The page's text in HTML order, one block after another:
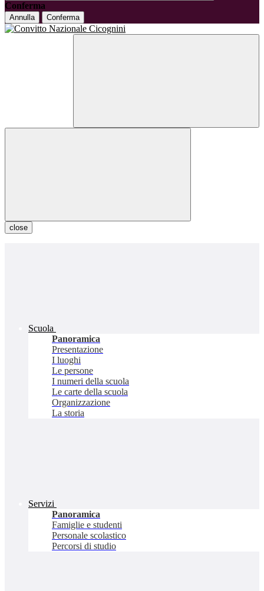
Conferma
Annulla Conferma
close
Scuola
Panoramica
Presentazione
I luoghi
Le persone
I numeri della scuola
Le carte della scuola
Organizzazione
La storia
Servizi
Panoramica
Famiglie e studenti
Personale scolastico
Percorsi di studio